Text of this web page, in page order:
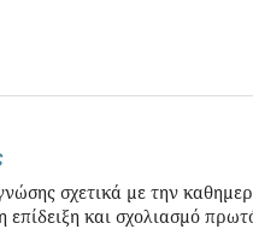
σχετικά με την
επίδειξη και σχολιασμό